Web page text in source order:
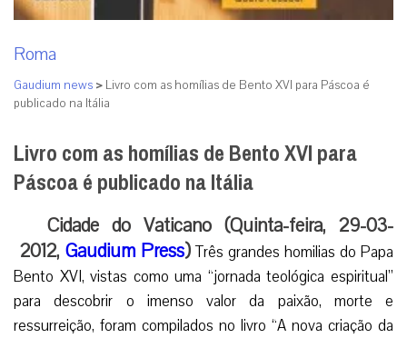
Roma
Gaudium news > Livro com as homílias de Bento XVI para Páscoa é
publicado na Itália
Livro com as homílias de Bento XVI para
Páscoa é publicado na Itália
Cidade do Vaticano (Quinta-feira, 29-03-
2012, Gaudium Press)Três grandes homilias do Papa
Bento XVI, vistas como uma “jornada teológica espiritual”
para descobrir o imenso valor da paixão, morte e
ressurreição, foram compilados no livro “A nova criação da